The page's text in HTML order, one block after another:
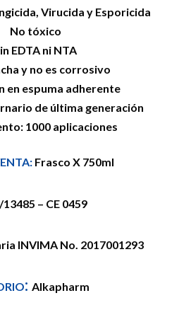
Virucida y Esporicida
No tóxico
EDTA ni NTA
y no es corrosivo
en espuma adherente
de última generación
1000 aplicaciones
NTA: Frasco X 750ml
– CE 0459
INVIMA No. 2017001293
: Alkapharm